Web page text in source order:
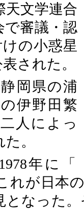
天文学連合
で審議・認
の小惑星
された。
岡県の浦
伊野田繁
人によっ
。
年に「
れが日本
となった